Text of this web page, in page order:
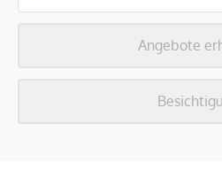
Angebote